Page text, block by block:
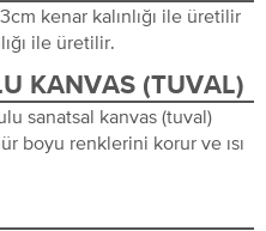
kenar kalınlığı ile üretilir
ile üretilir.
KANVAS (TUVAL)
sanatsal kanvas (tuval)
boyu renklerini korur ve ısı